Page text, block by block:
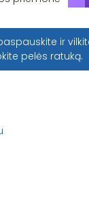
ir
pelės ratuką.